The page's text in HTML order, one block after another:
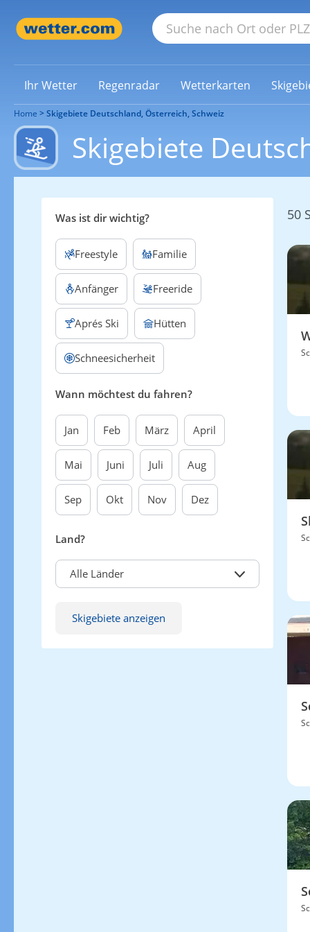
Ihr Wetter Regenradar Wetterkarten
Home Skigebiete Deutschland, Österreich, Schweiz
Skigebiete
Was ist dir wichtig?
Freestyle Familie
Anfänger Freeride
Aprés Ski Hütten
Schneesicherheit
Wann möchtest du fahren?
Jan Feb März April
Mai Juni Juli Aug
Sep Okt Nov Dez
Land?
Alle Länder
Skigebiete anzeigen
50